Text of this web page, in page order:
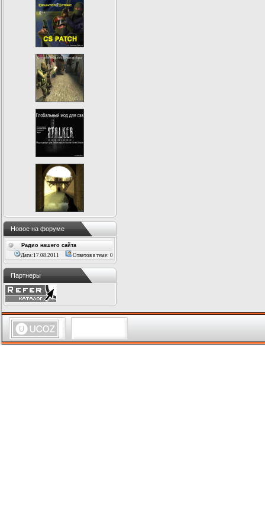
Новое на форуме
Радио нашего сайта
Дата:17.08.2011
Ответов в теме: 0
Партнеры